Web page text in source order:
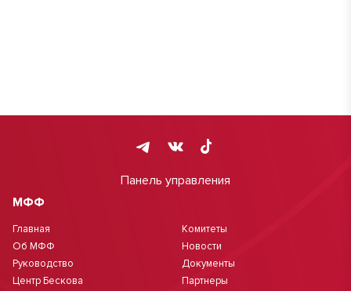
Панель управления
МФФ
Главная
Об МФФ
Руководство
Центр Бескова
Комитеты
Новости
Документы
Партнеры